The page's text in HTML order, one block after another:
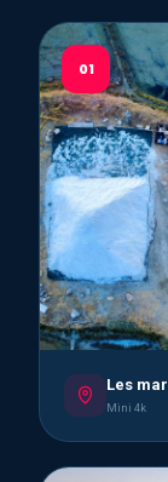
01
Les
Mini 4k